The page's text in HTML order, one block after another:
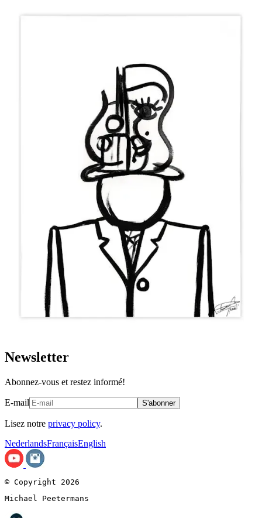
Newsletter
Abonnez-vous et restez informé!
E-mail S'abonner
Lisez notre privacy policy.
NederlandsFrançaisEnglish
© Copyright 2026
Michael Peetermans